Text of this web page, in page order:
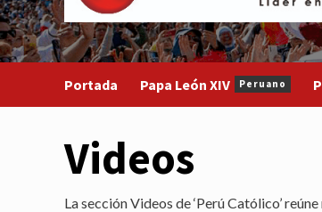
Portada Papa León XIV Peruano
Videos
La sección Videos de ‘Perú Católico’